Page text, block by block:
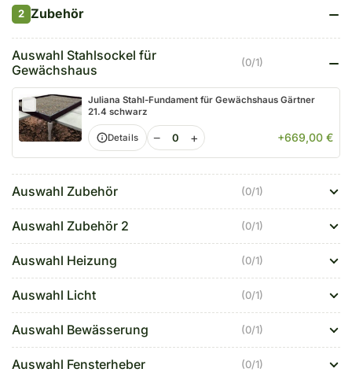
2 Zubehör
Auswahl Stahlsockel für
Gewächshaus
(0/1)
Juliana Stahl-Fundament für Gewächshaus Gärtner
21.4 schwarz
Details − + +669,00 €
Auswahl Zubehör (0/1)
Auswahl Zubehör 2 (0/1)
Auswahl Heizung (0/1)
Auswahl Licht (0/1)
Auswahl Bewässerung (0/1)
Auswahl Fensterheber (0/1)